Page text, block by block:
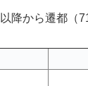
降から遷都（